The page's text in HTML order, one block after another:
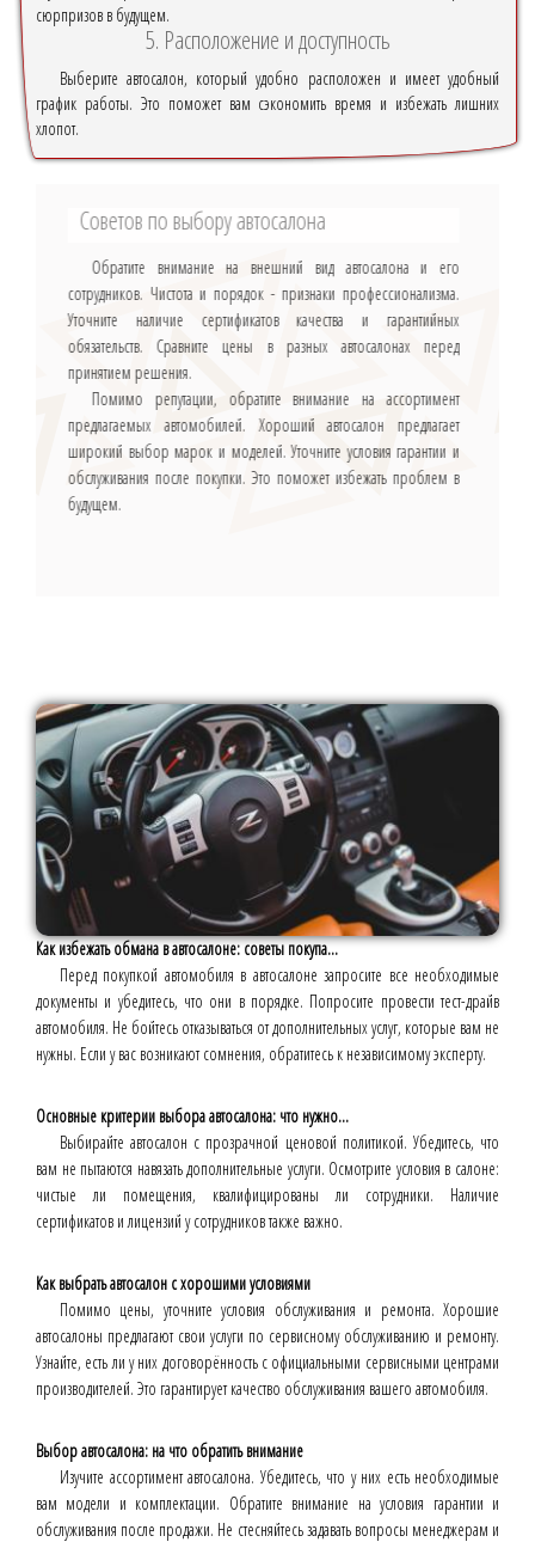
сюрпризов в будущем.
5. Расположение и доступность
Выберите автосалон, который удобно расположен и имеет удобный
график работы. Это поможет вам сэкономить время и избежать лишних
хлопот.
Советов по выбору автосалона
Обратите внимание на внешний вид автосалона и его
сотрудников. Чистота и порядок - признаки профессионализма.
Уточните наличие сертификатов качества и гарантийных
обязательств. Сравните цены в разных автосалонах перед
принятием решения.
Помимо репутации, обратите внимание на ассортимент
предлагаемых автомобилей. Хороший автосалон предлагает
широкий выбор марок и моделей. Уточните условия гарантии и
обслуживания после покупки. Это поможет избежать проблем в
будущем.
Как избежать обмана в автосалоне: советы покупа...
Перед покупкой автомобиля в автосалоне запросите все необходимые
документы и убедитесь, что они в порядке. Попросите провести тест-драйв
автомобиля. Не бойтесь отказываться от дополнительных услуг, которые вам не
нужны. Если у вас возникают сомнения, обратитесь к независимому эксперту.
Основные критерии выбора автосалона: что нужно...
Выбирайте автосалон с прозрачной ценовой политикой. Убедитесь, что
вам не пытаются навязать дополнительные услуги. Осмотрите условия в салоне:
чистые ли помещения, квалифицированы ли сотрудники. Наличие
сертификатов и лицензий у сотрудников также важно.
Как выбрать автосалон с хорошими условиями
Помимо цены, уточните условия обслуживания и ремонта. Хорошие
автосалоны предлагают свои услуги по сервисному обслуживанию и ремонту.
Узнайте, есть ли у них договорённость с официальными сервисными центрами
производителей. Это гарантирует качество обслуживания вашего автомобиля.
Выбор автосалона: на что обратить внимание
Изучите ассортимент автосалона. Убедитесь, что у них есть необходимые
вам модели и комплектации. Обратите внимание на условия гарантии и
обслуживания после продажи. Не стесняйтесь задавать вопросы менеджерам и